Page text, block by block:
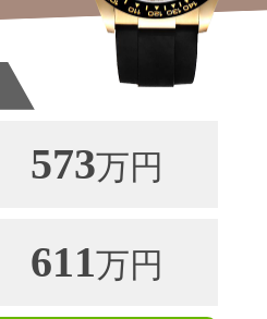
573万円
611万円